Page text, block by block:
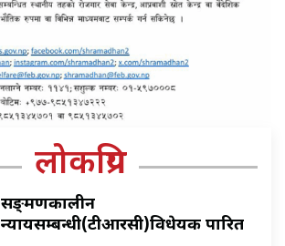
लोकप्रिय
सङ्क्रमणकालीन
न्यायसम्बन्धी(टीआरसी)विधेयक पारित